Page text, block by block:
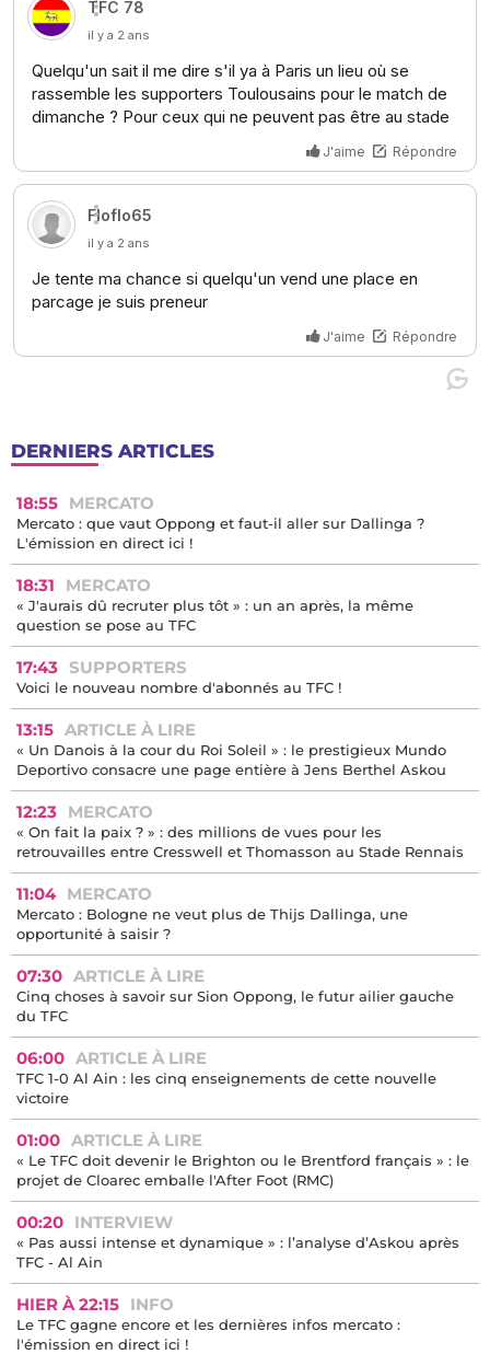
DERNIERS ARTICLES
18:55 MERCATO
Mercato : que vaut Oppong et faut-il aller sur Dallinga ?
L'émission en direct ici !
18:31 MERCATO
« J'aurais dû recruter plus tôt » : un an après, la même
question se pose au TFC
17:43 SUPPORTERS
Voici le nouveau nombre d'abonnés au TFC !
13:15 ARTICLE À LIRE
« Un Danois à la cour du Roi Soleil » : le prestigieux Mundo
Deportivo consacre une page entière à Jens Berthel Askou
12:23 MERCATO
« On fait la paix ? » : des millions de vues pour les
retrouvailles entre Cresswell et Thomasson au Stade Rennais
11:04 MERCATO
Mercato : Bologne ne veut plus de Thijs Dallinga, une
opportunité à saisir ?
07:30 ARTICLE À LIRE
Cinq choses à savoir sur Sion Oppong, le futur ailier gauche
du TFC
06:00 ARTICLE À LIRE
TFC 1-0 Al Ain : les cinq enseignements de cette nouvelle
victoire
01:00 ARTICLE À LIRE
« Le TFC doit devenir le Brighton ou le Brentford français » : le
projet de Cloarec emballe l'After Foot (RMC)
00:20 INTERVIEW
« Pas aussi intense et dynamique » : l’analyse d’Askou après
TFC - Al Ain
HIER À 22:15 INFO
Le TFC gagne encore et les dernières infos mercato :
l'émission en direct ici !